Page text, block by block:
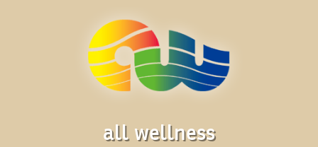
all wellness